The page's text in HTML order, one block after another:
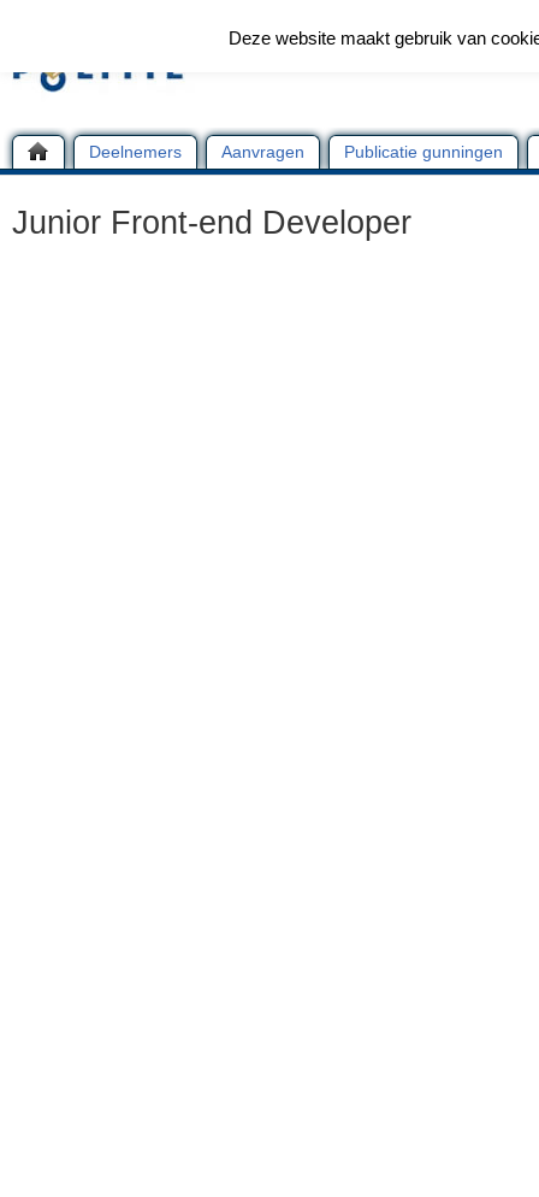
Deelnemers Aanvragen Publicatie gunningen
Junior Front-end Developer
Deze website maakt gebruik van